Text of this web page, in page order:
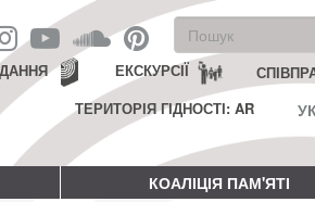
Пошукова
форма
Пошук
ЕКСКУРСІЇ
ТЕРИТОРІЯ ГІДНОСТІ: AR
КОАЛІЦІЯ ПАМ'ЯТІ